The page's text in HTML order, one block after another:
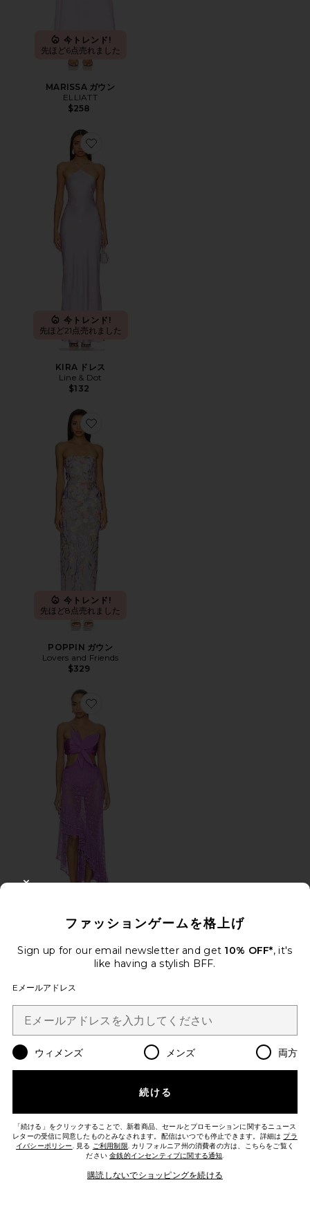
今トレンド!
先ほど6点売れました
MARISSA ガウン
ELLIATT
$258
Favorite KIRA ドレス
今トレンド!
先ほど21点売れました
KIRA ドレス
Line & Dot
$132
Favorite POPPIN ガウン
今トレンド!
先ほど8点売れました
POPPIN ガウン
Lovers and Friends
$329
Favorite SIRENA MESH FLOWER マキシドレス
SIRENA MESH FLOWER マキシドレ
PatBO
ファッションゲームを格上げ
Sign up for our email newsletter and get 10% OFF*, it's
like having a stylish BFF.
Eメールアドレス
ウィメンズ メンズ 両方
続ける
「続ける」をクリックすることで、新着商品、セールとプロモーションに関するニュース
レターの受信に同意したものとみなされます。配信はいつでも停止できます。詳細は プラ
イバシーポリシー. 見る ご利用制限. カリフォルニア州の消費者の方は、こちらをご覧く
ださい金銭的インセンティブに関する通知.
購読しないでショッピングを続ける